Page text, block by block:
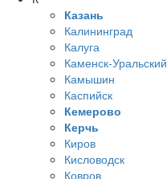
Казань
Калининград
Калуга
Каменск-Уральский
Камышин
Каспийск
Кемерово
Керчь
Киров
Кисловодск
Ковров